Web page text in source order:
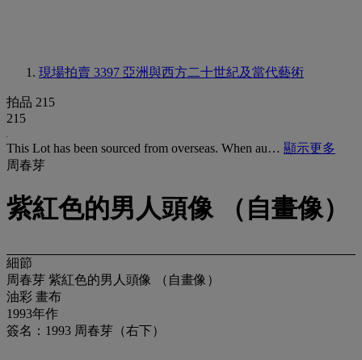
現場拍賣 3397 亞洲與西方二十世紀及當代藝術
拍品 215
215
This Lot has been sourced from overseas. When au… 顯示更多
周春芽
紫紅色的男人頭像 （自畫像）
細節
周春芽 紫紅色的男人頭像 （自畫像）
油彩 畫布
1993年作
簽名：1993 周春芽（右下）